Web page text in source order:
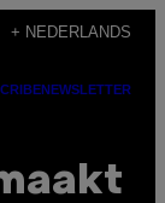
+ NEDERLANDS
NEWSLETTER